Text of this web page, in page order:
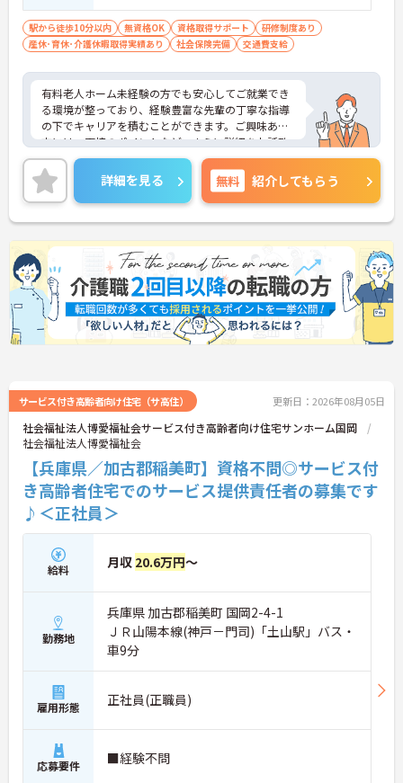
駅から徒歩10分以内 無資格OK 資格取得サポート
研修制度あり
産休･育休･介護休暇取得実績あり
社会保険完備 交通費支給
有料老人ホーム未経験の方でも安心してご就業でき
る環境が整っており、経験豊富な先輩の丁寧な指導
の下でキャリアを積むことができます。ご興味ある
方には、面接のポイントなど、さらに詳細をお話致
しますのでお気軽にご相談ください。
詳細を見る 無料 紹介してもらう
サービス付き高齢者向け住宅（サ高住） 更新日：2026年08月05日
社会福祉法人博愛福祉会サービス付き高齢者向け住宅サンホーム国岡
社会福祉法人博愛福祉会
【兵庫県／加古郡稲美町】資格不問◎サービス付
き高齢者住宅でのサービス提供責任者の募集です
♪＜正社員＞
給料 月収 20.6万円～
勤務地
兵庫県 加古郡稲美町 国岡2-4-1
ＪＲ山陽本線(神戸－門司)「土山駅」バス・
車9分
雇用形態 正社員(正職員)
応募要件 ■経験不問